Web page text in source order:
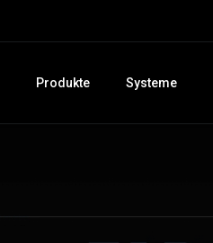
Produkte Systeme